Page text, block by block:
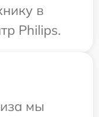
в
Philips.
мы